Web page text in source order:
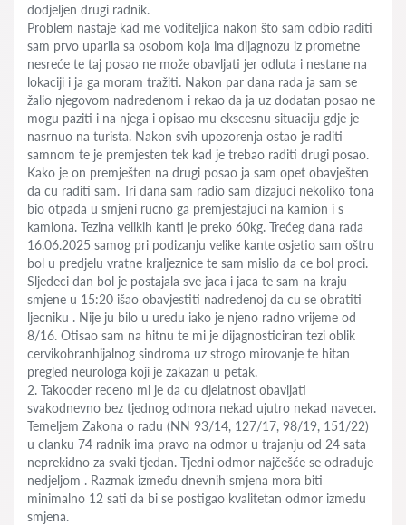
dodjeljen drugi radnik.
Problem nastaje kad me voditeljica nakon što sam odbio raditi
sam prvo uparila sa osobom koja ima dijagnozu iz prometne
nesreće te taj posao ne može obavljati jer odluta i nestane na
lokaciji i ja ga moram tražiti. Nakon par dana rada ja sam se
žalio njegovom nadredenom i rekao da ja uz dodatan posao ne
mogu paziti i na njega i opisao mu ekscesnu situaciju gdje je
nasrnuo na turista. Nakon svih upozorenja ostao je raditi
samnom te je premjesten tek kad je trebao raditi drugi posao.
Kako je on premješten na drugi posao ja sam opet obavješten
da cu raditi sam. Tri dana sam radio sam dizajuci nekoliko tona
bio otpada u smjeni rucno ga premjestajuci na kamion i s
kamiona. Tezina velikih kanti je preko 60kg. Trećeg dana rada
16.06.2025 samog pri podizanju velike kante osjetio sam oštru
bol u predjelu vratne kraljeznice te sam mislio da ce bol proci.
Sljedeci dan bol je postajala sve jaca i jaca te sam na kraju
smjene u 15:20 išao obavjestiti nadredenoj da cu se obratiti
ljecniku . Nije ju bilo u uredu iako je njeno radno vrijeme od
8/16. Otisao sam na hitnu te mi je dijagnosticiran tezi oblik
cervikobranhijalnog sindroma uz strogo mirovanje te hitan
pregled neurologa koji je zakazan u petak.
2. Takooder receno mi je da cu djelatnost obavljati
svakodnevno bez tjednog odmora nekad ujutro nekad navecer.
Temeljem Zakona o radu (NN 93/14, 127/17, 98/19, 151/22)
u clanku 74 radnik ima pravo na odmor u trajanju od 24 sata
neprekidno za svaki tjedan. Tjedni odmor najčešće se odraduje
nedjeljom . Razmak između dnevnih smjena mora biti
minimalno 12 sati da bi se postigao kvalitetan odmor izmedu
smjena.